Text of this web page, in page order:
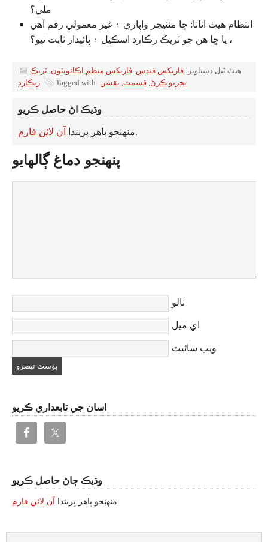
ملي؟
انتظام هيٺ اثاثا: ڇا مئنيجر واپاري ۽ غير معمولي رقم آهي
، يا ڇا هن جو ٽريڪ رڪارڊ اسڪيل ۽ پائيدار ثابت ٿيو؟
هيٺ ٿيل دستاويز: فاریکس فنڊس, فاریکس منظم اڪائونٽون, ٽريڪ
ريڪارڊ
Tagged with: تجزيو ڪرڻ, قسمت, نقشن
وڌيڪ اڻ حاصل ڪريو
منهنجو ٻاهر ڀريندا آن لائن فارم .
پنهنجو دماغ ڳالهايو
نالو
اي ميل
ويب سائيٽ
اسان جي تابعداري ڪريو
وڌيڪ ڄاڻ حاصل ڪريو
منهنجو ٻاهر ڀريندا آن لائن فارم .